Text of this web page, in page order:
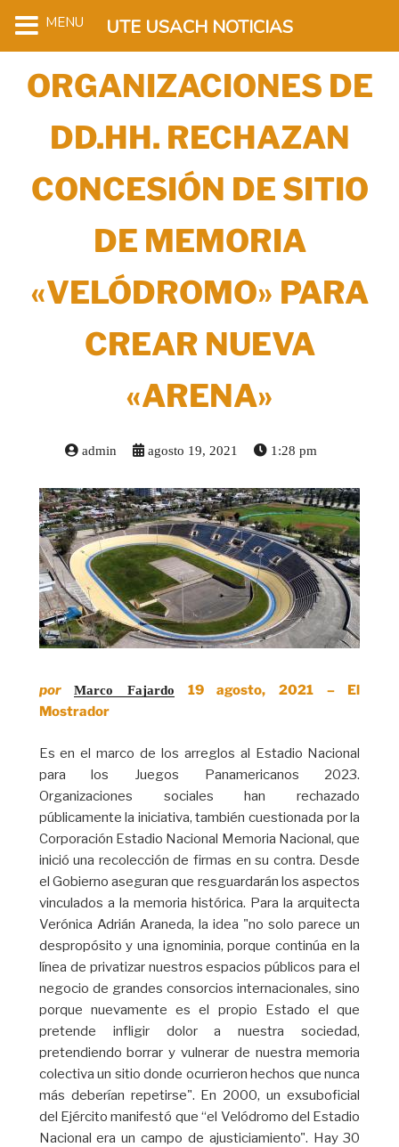
ORGANIZACIONES DE
DD.HH. RECHAZAN
CONCESIÓN DE SITIO
DE MEMORIA
«VELÓDROMO» PARA
CREAR NUEVA
«ARENA»
admin agosto 19, 2021 1:28 pm
por Marco Fajardo
19 agosto, 2021 – El
Mostrador
Es en el marco de los arreglos al Estadio Nacional
para los Juegos Panamericanos 2023.
Organizaciones sociales han rechazado
públicamente la iniciativa, también cuestionada por la
Corporación Estadio Nacional Memoria Nacional, que
inició una recolección de firmas en su contra. Desde
el Gobierno aseguran que resguardarán los aspectos
vinculados a la memoria histórica. Para la arquitecta
Verónica Adrián Araneda, la idea "no solo parece un
despropósito y una ignominia, porque continúa en la
línea de privatizar nuestros espacios públicos para el
negocio de grandes consorcios internacionales, sino
porque nuevamente es el propio Estado el que
pretende infligir dolor a nuestra sociedad,
pretendiendo borrar y vulnerar de nuestra memoria
colectiva un sitio donde ocurrieron hechos que nunca
más deberían repetirse". En 2000, un exsuboficial
del Ejército manifestó que “el Velódromo del Estadio
Nacional era un campo de ajusticiamiento". Hay 30
MENU UTE USACH NOTICIAS